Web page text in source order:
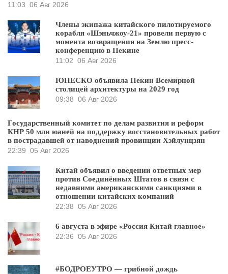
11:03 06 Авг 2026
Члены экипажа китайского пилотируемого
корабля «Шэньчжоу-21» провели первую с
момента возвращения на Землю пресс-
конференцию в Пекине
11:02 06 Авг 2026
ЮНЕСКО объявила Пекин Всемирной
столицей архитектуры на 2029 год
09:38 06 Авг 2026
Государственный комитет по делам развития и реформ
КНР 50 млн юаней на поддержку восстановительных работ
в пострадавшей от наводнений провинции Хэйлунцзян
22:39 05 Авг 2026
Китай объявил о введении ответных мер
против Соединённых Штатов в связи с
недавними американскими санкциями в
отношении китайских компаний
22:38 05 Авг 2026
6 августа в эфире «Россия Китай главное»
22:36 05 Авг 2026
#БОДРОЕУТРО — грибной дождь